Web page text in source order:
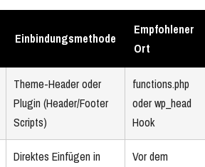
Einbindungsmethode
Empfohlener
Ort
Theme-Header oder
Plugin (Header/Footer
Scripts)
functions.php
oder wp_head
Hook
Direktes Einfügen in
Vor dem